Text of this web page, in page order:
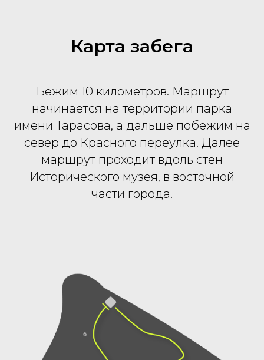
Карта забега
Бежим 10 километров. Маршрут
начинается на территории парка
имени Тарасова, а дальше побежим на
север до Красного переулка. Далее
маршрут проходит вдоль стен
Исторического музея, в восточной
части города.